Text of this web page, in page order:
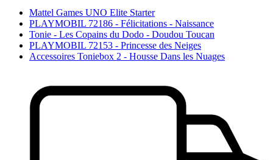
Mattel Games UNO Elite Starter
PLAYMOBIL 72186 - Félicitations - Naissance
Tonie - Les Copains du Dodo - Doudou Toucan
PLAYMOBIL 72153 - Princesse des Neiges
Accessoires Toniebox 2 - Housse Dans les Nuages